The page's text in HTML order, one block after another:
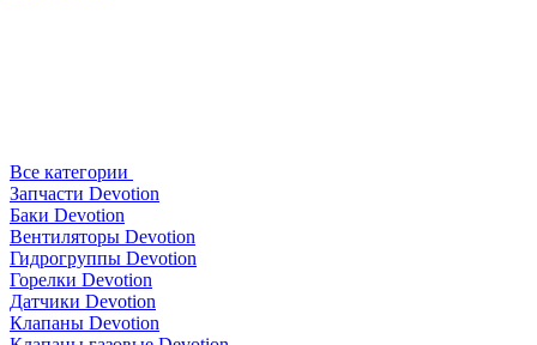
Все категории
Запчасти Devotion
Баки Devotion
Вентиляторы Devotion
Гидрогруппы Devotion
Горелки Devotion
Датчики Devotion
Клапаны Devotion